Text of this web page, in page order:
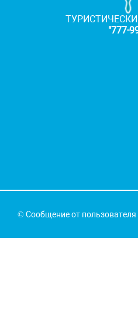
"777-
© Сообщение от